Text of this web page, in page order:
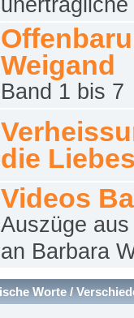
Weigand
Band 1 bis 7
die
Videos
Auszüge
an Barbara
Worte /